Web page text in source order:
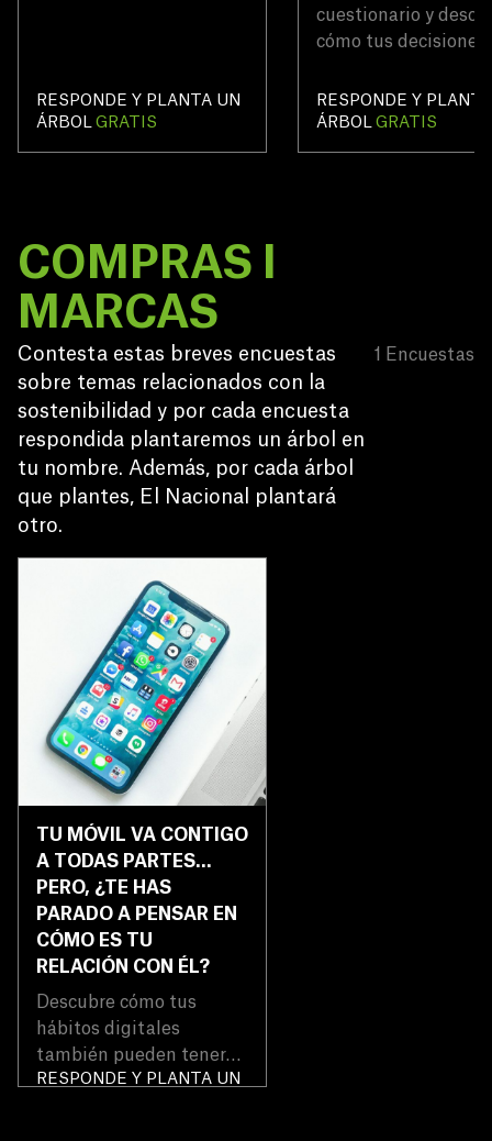
sostenibilidad con
posibilidades remotas.
RESPONDE Y PLANTA UN
ÁRBOL GRATIS
cuestionario y
cómo tus decisiones
clima. Por cada
participación,
RESPONDE Y
ÁRBOL GRATIS
COMPRAS I
MARCAS
Contesta estas breves encuestas
sobre temas relacionados con la
sostenibilidad y por cada encuesta
respondida plantaremos un árbol en
tu nombre. Además, por cada árbol
que plantes, El Nacional plantará
otro.
1 Encuestas
TU MÓVIL VA CONTIGO
A TODAS PARTES...
PERO, ¿TE HAS
PARADO A PENSAR EN
CÓMO ES TU
RELACIÓN CON ÉL?
Descubre cómo tus
hábitos digitales
también pueden tener
un impacto positivo.
RESPONDE Y PLANTA UN